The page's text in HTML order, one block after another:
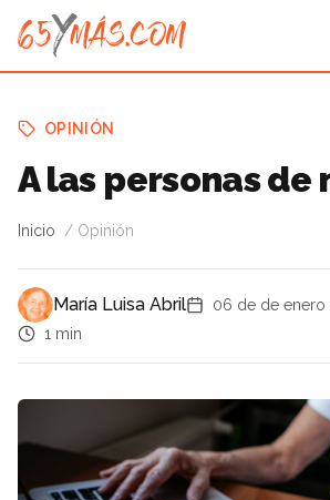
OPINIÓN
A las personas de
Inicio Opinión
María Luisa Abril
06 de de
1 min